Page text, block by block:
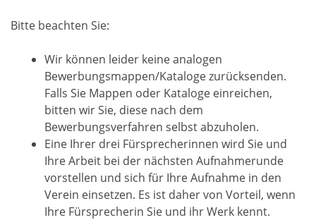
Bitte beachten Sie:
Wir können leider keine analogen
Bewerbungsmappen/Kataloge zurücksenden.
Falls Sie Mappen oder Kataloge einreichen,
bitten wir Sie, diese nach dem
Bewerbungsverfahren selbst abzuholen.
Eine Ihrer drei Fürsprecherinnen wird Sie und
Ihre Arbeit bei der nächsten Aufnahmerunde
vorstellen und sich für Ihre Aufnahme in den
Verein einsetzen. Es ist daher von Vorteil, wenn
Ihre Fürsprecherin Sie und ihr Werk kennt.